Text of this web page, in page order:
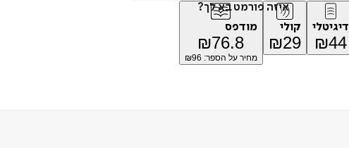
איזה פורמט בא לך?
דיגיטלי
₪44
קולי
₪29
מודפס
₪76.8
מחיר על הספר: ₪ 96